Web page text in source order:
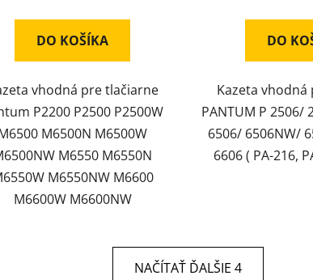
DO KOŠÍKA
vhodná pre tlačiarne
P2200 P2500 P2500W
M6500N M6500W
M6550 M6550N
M6550NW M6600
M6600W M6600NW
DO
Kazeta
PANTUM P 2506/
6506/ 6506NW/
6606 ( PA-216,
NAČÍTAŤ ĎALŠIE 4